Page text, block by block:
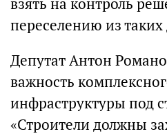
взять на контроль
переселению из
Депутат Антон
важность
инфраструктуры под
«Строители должны